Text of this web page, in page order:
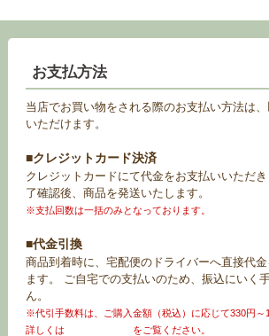
お支払方法
当店でお買い物をされる際のお支払い方法は
いただけます。
■クレジットカード決済
クレジットカードにて代金をお支払いいただ
了確認後、商品を発送いたします。
※支払回数は一括のみとなっております。
■代金引換
商品到着時に、宅配便のドライバーへ直接代
ます。 ご自宅での支払いのため、振込にいく
ん。
※代引手数料は、ご購入金額（税込）に応じて330円～
詳しくは
をご覧ください。